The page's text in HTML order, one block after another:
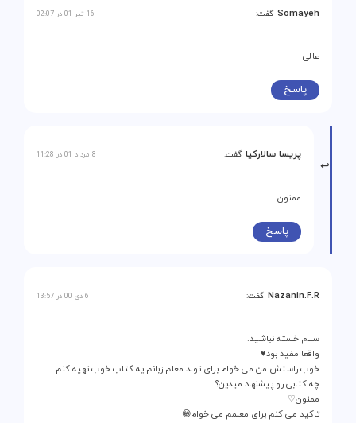
Somayeh گفت: 16 تیر 01 در 02:07
عالی
پاسخ
پریسا سالارکیا گفت: 8 مرداد 01 در 11:28
ممنون
پاسخ
Nazanin.F.R گفت: 6 دی 00 در 13:57
سلام خسته نباشید.
واقعا مفید بود♥️
خوب راستش من می خوام برای تولد معلم زبانم یه کتاب خوب تهیه کنم.
چه کتابی رو پیشنهاد میدین؟
ممنون♡
تاکید می کنم برای معلمم می خوام😁